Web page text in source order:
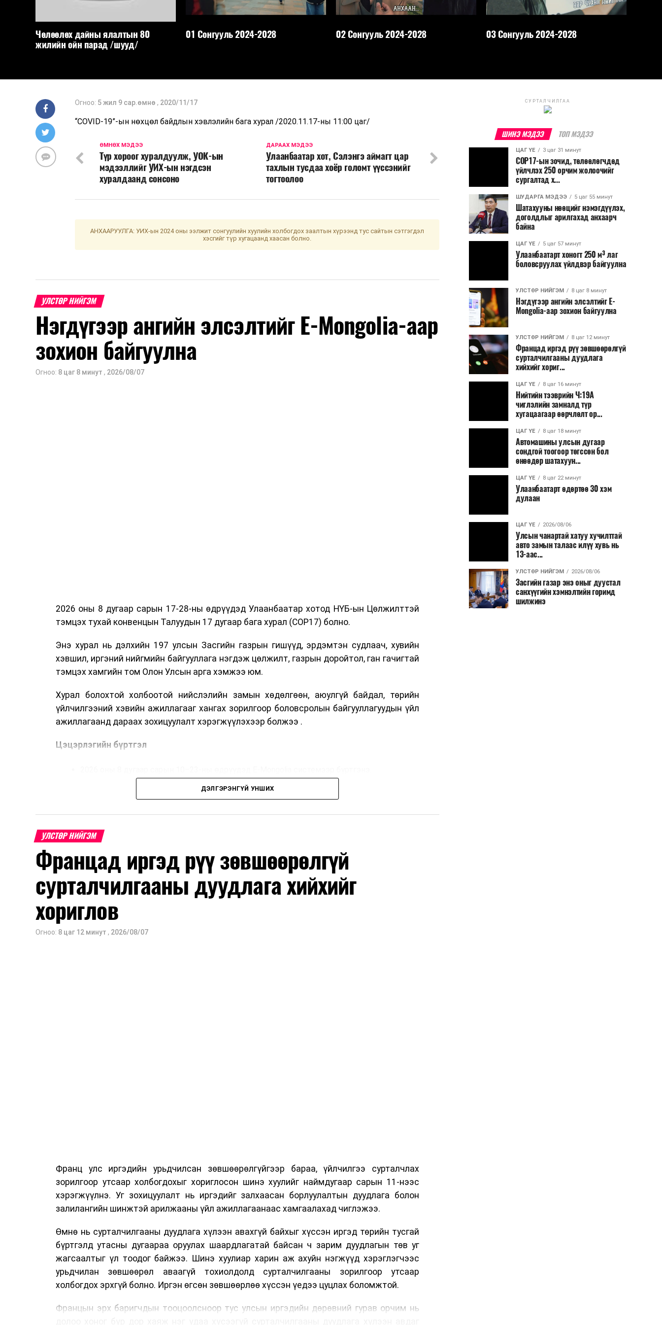
Чөлөөлөх дайны ялалтын 80
жилийн ойн парад /шууд/
01 Сонгууль 2024-2028 02 Сонгууль 2024-2028 03 Сонгууль 2024-2028
Огноо: 5 жил 9 сар.өмнө , 2020/11/17
“COVID-19”-ын нөхцөл байдлын хэвлэлийн бага хурал /2020.11.17-ны 11:00 цаг/
ДАРААХ МЭДЭЭ
Улаанбаатар хот, Сэлэнгэ аймагт цар
тахлын тусдаа хоёр голомт үүссэнийг
тогтоолоо
ӨМНӨХ МЭДЭЭ
Түр хороог хуралдуулж, УОК-ын
мэдээллийг УИХ-ын нэгдсэн
хуралдаанд сонсоно
АНХААРУУЛГА: УИХ-ын 2024 оны ээлжит сонгуулийн хуулийн холбогдох заалтын хүрээнд тус сайтын сэтгэгдэл
хэсгийг түр хугацаанд хаасан болно.
УЛСТӨР НИЙГЭМ
Нэгдүгээр ангийн элсэлтийг E-Mongolia-аар
зохион байгуулна
Огноо: 8 цаг 8 минут , 2026/08/07
2026 оны 8 дугаар сарын 17-28-ны өдрүүдэд Улаанбаатар хотод НҮБ-ын Цөлжилттэй
тэмцэх тухай конвенцын Талуудын 17 дугаар бага хурал (COP17) болно.
Энэ хурал нь дэлхийн 197 улсын Засгийн газрын гишүүд, эрдэмтэн судлаач, хувийн
хэвшил, иргэний нийгмийн байгууллага нэгдэж цөлжилт, газрын доройтол, ган гачигтай
тэмцэх хамгийн том Олон Улсын арга хэмжээ юм.
Хурал болохтой холбоотой нийслэлийн замын хөдөлгөөн, аюулгүй байдал, төрийн
үйлчилгээний хэвийн ажиллагааг хангах зорилгоор боловсролын байгууллагуудын үйл
ажиллагаанд дараах зохицуулалт хэрэгжүүлэхээр болжээ .
Цэцэрлэгийн бүртгэл
2026 оны 8 дугаар сарын 17–28-ны өдрүүдэд E-Mongolia системээр бүртгэнэ.
Энэ хугацаанд хүүхэд бүртгэх дэмжлэгийн баг сургуулиуд дээр ажиллахгүй.
2026 оны 9 дүгээр сарын 1-нээс цахимаар эхэлнэ.
2026 оны 9 дүгээр сарын 14-нөөс танхимаар үргэлжилнэ.
Оюутны дотуур байр
2026 оны 9 дүгээр сарын 13-наас оюутнуудыг дотуур байранд оруулж эхэлнэ.
ДЭЛГЭРЭНГҮЙ УНШИХ
УЛСТӨР НИЙГЭМ
Францад иргэд рүү зөвшөөрөлгүй
сурталчилгааны дуудлага хийхийг
хориглов
Огноо: 8 цаг 12 минут , 2026/08/07
Франц улс иргэдийн урьдчилсан зөвшөөрөлгүйгээр бараа, үйлчилгээ сурталчлах
зорилгоор утсаар холбогдохыг хориглосон шинэ хуулийг наймдугаар сарын 11-нээс
хэрэгжүүлнэ. Уг зохицуулалт нь иргэдийг залхаасан борлуулалтын дуудлага болон
залилангийн шинжтэй арилжааны үйл ажиллагаанаас хамгаалахад чиглэжээ.
Өмнө нь сурталчилгааны дуудлага хүлээн авахгүй байхыг хүссэн иргэд төрийн тусгай
бүртгэлд утасны дугаараа оруулах шаардлагатай байсан ч зарим дуудлагын төв уг
жагсаалтыг үл тоодог байжээ. Шинэ хуулиар харин аж ахуйн нэгжүүд хэрэглэгчээс
урьдчилан зөвшөөрөл аваагүй тохиолдолд сурталчилгааны зорилгоор утсаар
холбогдох эрхгүй болно. Иргэн өгсөн зөвшөөрлөө хүссэн үедээ цуцлах боломжтой.
Францын эрх баригчдын тооцоолсноор тус улсын иргэдийн дөрөвний гурав орчим нь
СУРТАЛЧИЛГАА
ШИНЭ МЭДЭЭ ТОП МЭДЭЭ
ЦАГ ҮЕ 3 цаг 31 минут
COP17-ын зочид, төлөөлөгчдөд
үйлчлэх 250 орчим жолоочийг
сургалтад х...
ШУДАРГА МЭДЭЭ 5 цаг 55 минут
Шатахууны нөөцийг нэмэгдүүлэх,
доголдлыг арилгахад анхаарч
байна
ЦАГ ҮЕ 5 цаг 57 минут
Улаанбаатарт хоногт 250 м³ лаг
боловсруулах үйлдвэр байгуулна
УЛСТӨР НИЙГЭМ 8 цаг 8 минут
Нэгдүгээр ангийн элсэлтийг E-
Mongolia-аар зохион байгуулна
УЛСТӨР НИЙГЭМ 8 цаг 12 минут
Францад иргэд рүү зөвшөөрөлгүй
сурталчилгааны дуудлага
хийхийг хориг...
ЦАГ ҮЕ 8 цаг 16 минут
Нийтийн тээврийн Ч:19А
чиглэлийн замналд түр
хугацаагаар өөрчлөлт ор...
ЦАГ ҮЕ 8 цаг 18 минут
Автомашины улсын дугаар
сондгой тоогоор төгссөн бол
өнөөдөр шатахуун...
ЦАГ ҮЕ 8 цаг 22 минут
Улаанбаатарт өдөртөө 30 хэм
дулаан
ЦАГ ҮЕ 2026/08/06
Улсын чанартай хатуу хучилттай
авто замын талаас илүү хувь нь
13-аас...
УЛСТӨР НИЙГЭМ 2026/08/06
Засгийн газар энэ оныг дуустал
санхүүгийн хэмнэлтийн горимд
шилжинэ